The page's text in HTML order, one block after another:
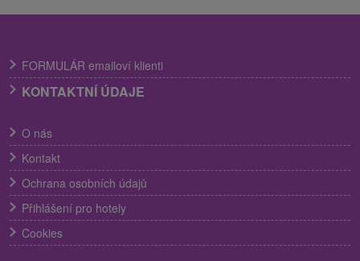
FORMULÁR emailoví klienti
KONTAKTNÍ ÚDAJE
O nás
Kontakt
Ochrana osobních údajů
Přihlášení pro hotely
Cookies